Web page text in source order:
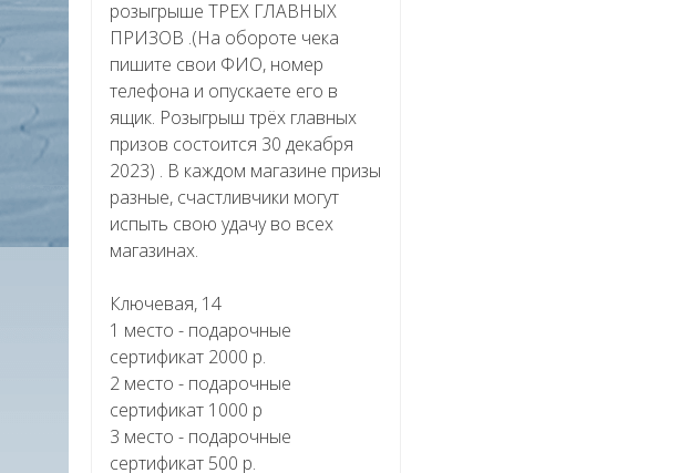
розыгрыше ТРЕХ ГЛАВНЫХ
ПРИЗОВ .(На обороте чека
пишите свои ФИО, номер
телефона и опускаете его в
ящик. Розыгрыш трёх главных
призов состоится 30 декабря
2023) . В каждом магазине призы
разные, счастливчики могут
испыть свою удачу во всех
магазинах.
Ключевая, 14
1 место - подарочные
сертификат 2000 р.
2 место - подарочные
сертификат 1000 р
3 место - подарочные
сертификат 500 р.